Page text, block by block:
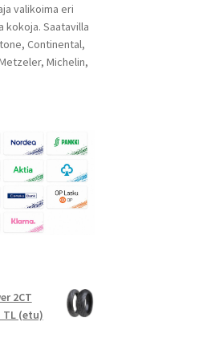
valikoima eri
kokoja. Saatavilla
Continental,
Michelin,
2CT
TL (etu)